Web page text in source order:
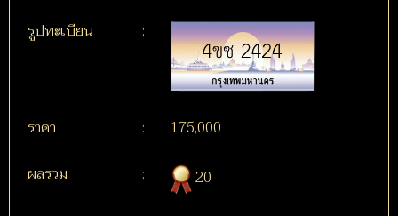
รูปทะเบียน
:
ราคา :
175,000
ผลรวม
: 20